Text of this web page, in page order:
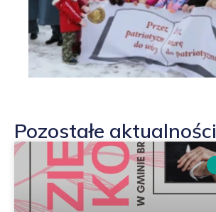
Pozostałe aktualności